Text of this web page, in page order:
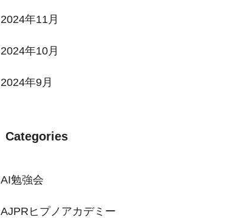
2024年11月
2024年10月
2024年9月
Categories
AI勉強会
AJPRヒプノアカデミー